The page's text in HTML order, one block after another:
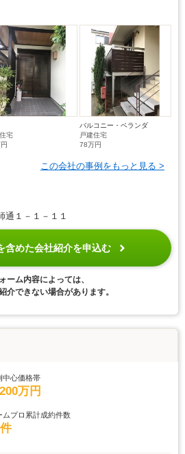
宅
バルコニー・ベランダ
戸建住宅
78万円
この会社の事例をもっと見る >
通１－１－１１
含めた会社紹介を申込む
ーム内容によっては、
介できない場合があります。
中心価格帯
万円
ムプロ累計成約件数